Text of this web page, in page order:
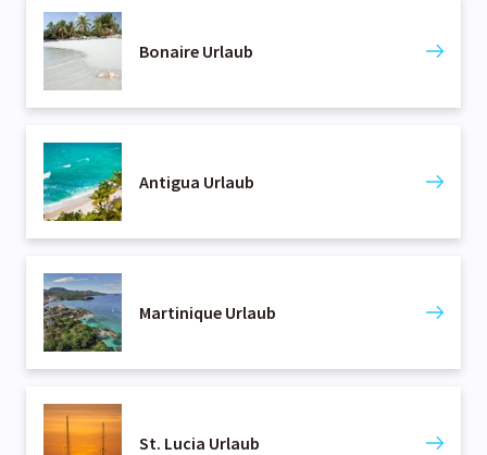
Bonaire Urlaub
Antigua Urlaub
Martinique Urlaub
St. Lucia Urlaub